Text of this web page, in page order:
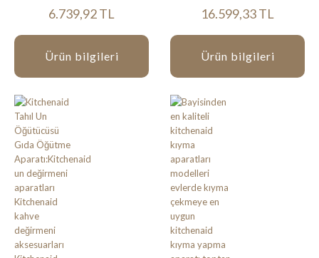
6.739,92 TL
Ürün bilgileri
16.599,33 TL
Ürün bilgileri